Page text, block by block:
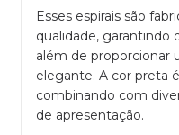
Esses espirais são
qualidade, garantindo
além de proporcionar
elegante. A cor preta
combinando com
de apresentação.